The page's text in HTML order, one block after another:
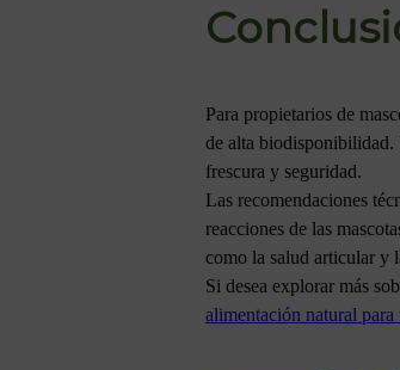
Para propietarios de
de alta biodisponibilidad.
frescura y seguridad.
Las recomendaciones
reacciones de las
como la salud articular y
Si desea explorar más
alimentación natural para